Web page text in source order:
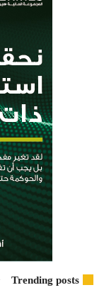
Trending posts